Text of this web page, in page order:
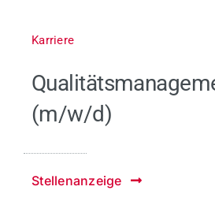
Karriere
(m/w/d)
Stellenanzeige